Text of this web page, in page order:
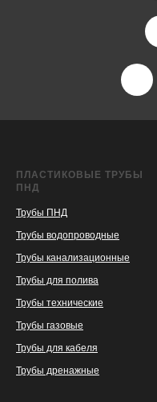
ПЛАСТИКОВЫЕ ТРУБЫ
ПНД
Трубы ПНД
Трубы водопроводные
Трубы канализационные
Трубы для полива
Трубы технические
Трубы газовые
Трубы для кабеля
Трубы дренажные